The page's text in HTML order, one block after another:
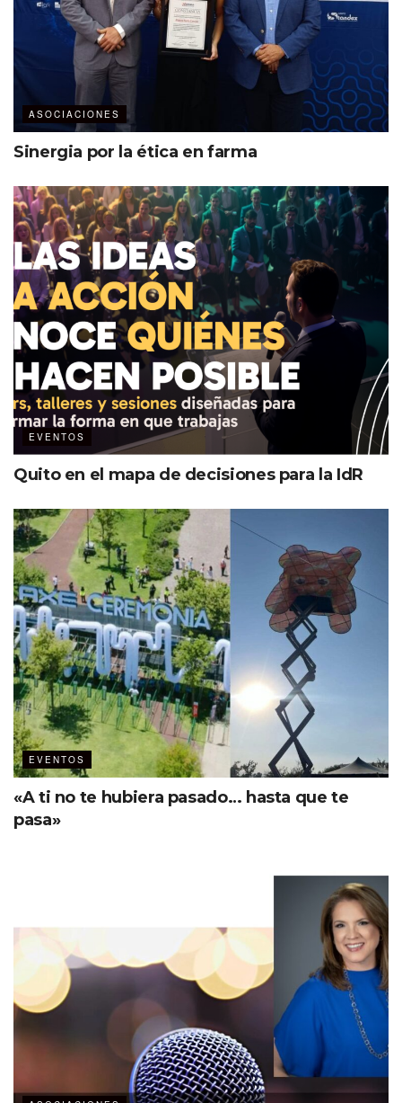
ASOCIACIONES
Sinergia por la ética en farma
EVENTOS
Quito en el mapa de decisiones para la IdR
EVENTOS
«A ti no te hubiera pasado… hasta que te
pasa»